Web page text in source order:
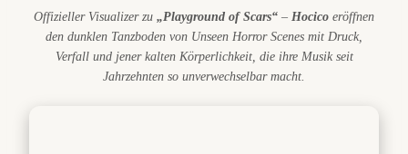
Offizieller Visualizer zu „Playground of Scars“ – Hocico eröffnen
den dunklen Tanzboden von Unseen Horror Scenes mit Druck,
Verfall und jener kalten Körperlichkeit, die ihre Musik seit
Jahrzehnten so unverwechselbar macht.